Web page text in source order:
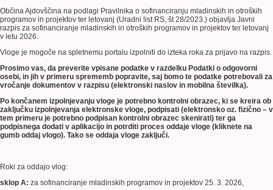
Občina Ajdovščina na podlagi Pravilnika o sofinanciranju mladinskih in otroških
programov in projektov ter letovanj (Uradni list RS, št 28/2023.) objavlja Javni
razpis za sofinanciranje mladinskih in otroških programov in projektov ter letovanj
v letu 2026.
Vloge je mogoče na spletnemu portalu izpolniti do izteka roka za prijavo na razpis.
Prosimo vas, da preverite vpisane podatke v razdelku Podatki o odgovorni
osebi, in jih v primeru sprememb popravite, saj bomo te podatke potrebovali za
vročanje dokumentov v razpisu (elektronski naslov in mobilna številka).
Po končanem izpolnjevanju vloge je potrebno kontrolni obrazec, ki se kreira ob
zaključku izpolnjevanja elektronske vloge, podpisati (elektronsko oz. fizično – v
tem primeru je potrebno podpisan kontrolni obrazec skenirati) ter ga
podpisnega dodati v aplikacijo in potrditi proces oddaje vloge (kliknete na
gumb oddaj vlogo). Tako se oddaja vloge zaključi.
Roki za oddajo vlog:
sklop A: za sofinanciranje mladinskih programov in projektov 25. 3. 2026,